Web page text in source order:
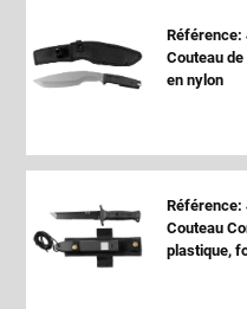
Référence:
Couteau
en nylon
Référence:
Couteau
plastique,